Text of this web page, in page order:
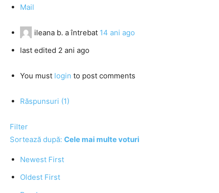
Mail
ileana b. a întrebat 14 ani ago
last edited 2 ani ago
You must login to post comments
Răspunsuri (1)
Filter
Sortează după: Cele mai multe voturi
Newest First
Oldest First